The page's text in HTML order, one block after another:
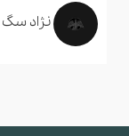
نژاد سگ